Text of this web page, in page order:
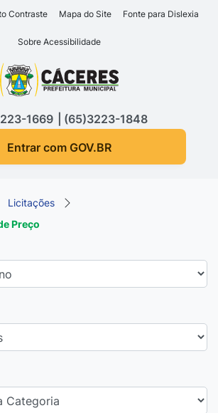
atalhos e links
[alt+1]
[alt+4]
Contraste Mapa do Site Fonte para Dislexia
Sobre Acessibilidade
do menu principal
1669
(65)3223-1848
Entrar com GOV.BR
Licitações
Preço